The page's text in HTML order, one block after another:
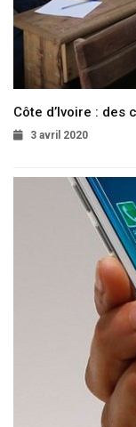
Côte d’Ivoire :
3 avril 2020